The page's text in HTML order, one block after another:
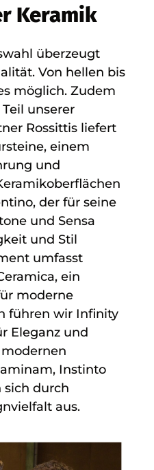
Keramik
überzeugt
Von hellen bis
möglich. Zudem
unserer
Rossittis liefert
einem
und
der für seine
und Sensa
und Stil
umfasst
ein
moderne
führen wir Infinity
Eleganz und
Instinto
sich durch
aus.